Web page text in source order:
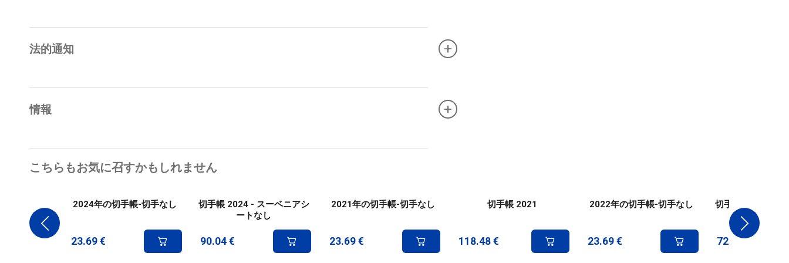
法的通知 +
情報 +
こちらもお気に召すかもしれません
2024年の切手帳-切手なし
23.69 €
切手帳 2024 - スーベニアシ
ートなし
90.04 €
2021年の切手帳-切手なし
23.69 €
切手帳 2021
118.48 €
2022年の切手帳-切手なし
23.69 €
切手帳 2022 - ス
ートなし
72.03€